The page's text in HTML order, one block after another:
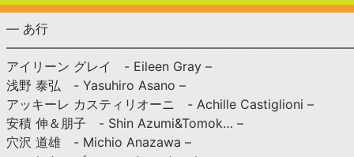
— あ行
アイリーン グレイ - Eileen Gray –
浅野 泰弘 - Yasuhiro Asano –
アッキーレ カスティリオーニ - Achille Castiglioni –
安積 伸＆朋子 - Shin Azumi&Tomok… –
穴沢 道雄 - Michio Anazawa –